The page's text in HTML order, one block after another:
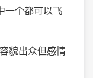
一个都可以飞
貌出众但感情